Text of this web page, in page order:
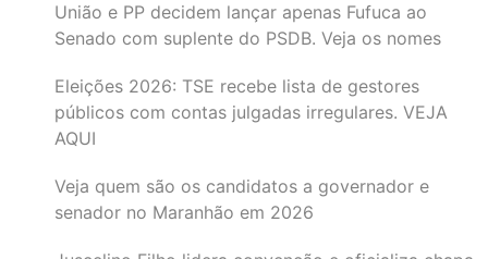
União e PP decidem lançar apenas Fufuca ao
Senado com suplente do PSDB. Veja os nomes
Eleições 2026: TSE recebe lista de gestores
públicos com contas julgadas irregulares. VEJA
AQUI
Veja quem são os candidatos a governador e
senador no Maranhão em 2026